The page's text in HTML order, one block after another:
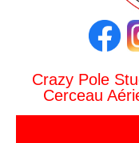
Crazy Pole
Cerceau